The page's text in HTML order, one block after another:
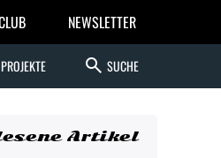
NEWSLETTER
PROJEKTE search SUCHE
Artikel